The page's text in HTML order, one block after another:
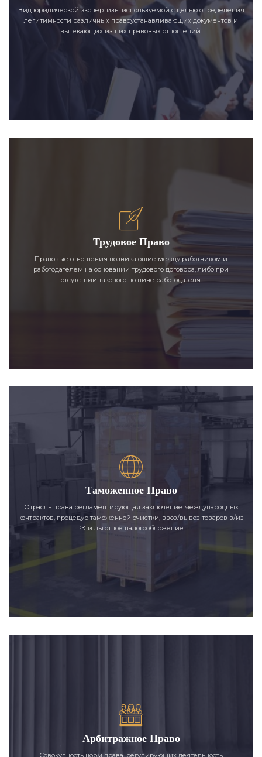
Вид юридической экспертизы используемой с целью определения
легитимности различных правоустанавливающих документов и
вытекающих из них правовых отношений.
Трудовое Право
Правовые отношения возникающие между работником и
работодателем на основании трудового договора, либо при
отсутствии такового по вине работодателя.
Таможенное Право
Отрасль права регламентирующая заключение международных
контрактов, процедур таможенной очистки, ввоз/вывоз товаров в/из
РК и льготное налогообложение.
Арбитражное Право